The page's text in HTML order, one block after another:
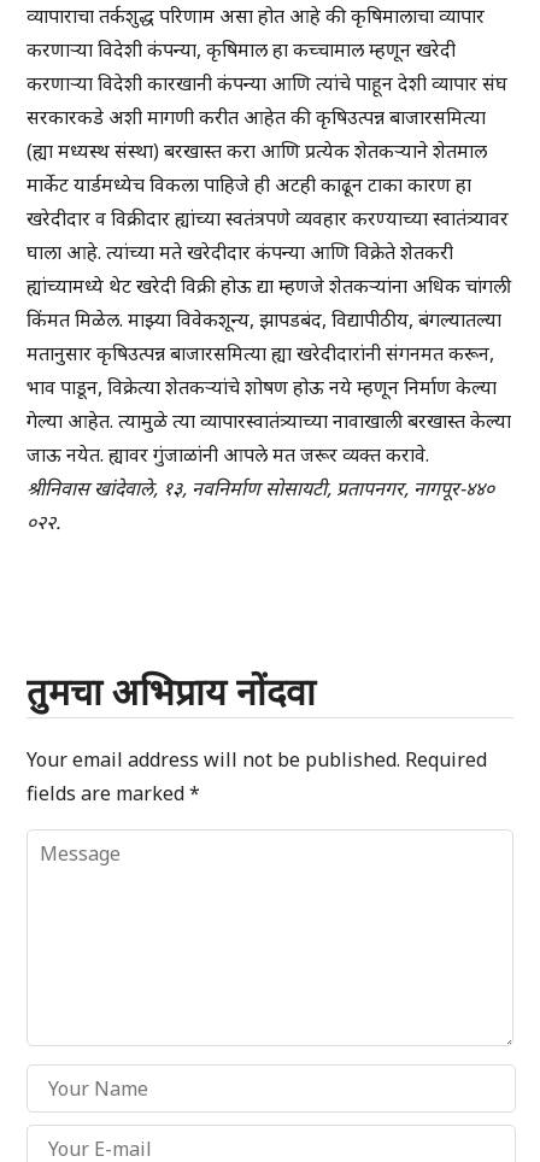
व्यापाराचा तर्कशुद्ध परिणाम असा होत आहे की कृषिमालाचा व्यापार
करणाऱ्या विदेशी कंपन्या, कृषिमाल हा कच्चामाल म्हणून खरेदी
करणाऱ्या विदेशी कारखानी कंपन्या आणि त्यांचे पाहून देशी व्यापार संघ
सरकारकडे अशी मागणी करीत आहेत की कृषिउत्पन्न बाजारसमित्या
(ह्या मध्यस्थ संस्था) बरखास्त करा आणि प्रत्येक शेतकऱ्याने शेतमाल
मार्केट यार्डमध्येच विकला पाहिजे ही अटही काढून टाका कारण हा
खरेदीदार व विक्रीदार ह्यांच्या स्वतंत्रपणे व्यवहार करण्याच्या स्वातंत्र्यावर
घाला आहे. त्यांच्या मते खरेदीदार कंपन्या आणि विक्रेते शेतकरी
ह्यांच्यामध्ये थेट खरेदी विक्री होऊ द्या म्हणजे शेतकऱ्यांना अधिक चांगली
किंमत मिळेल. माझ्या विवेकशून्य, झापडबंद, विद्यापीठीय, बंगल्यातल्या
मतानुसार कृषिउत्पन्न बाजारसमित्या ह्या खरेदीदारांनी संगनमत करून,
भाव पाडून, विक्रेत्या शेतकऱ्यांचे शोषण होऊ नये म्हणून निर्माण केल्या
गेल्या आहेत. त्यामुळे त्या व्यापारस्वातंत्र्याच्या नावाखाली बरखास्त केल्या
जाऊ नयेत. ह्यावर गुंजाळांनी आपले मत जरूर व्यक्त करावे.
श्रीनिवास खांदेवाले, १३, नवनिर्माण सोसायटी, प्रतापनगर, नागपूर-४४०
०२२.
तुमचा अभिप्राय नोंदवा
Your email address will not be published. Required
fields are marked*